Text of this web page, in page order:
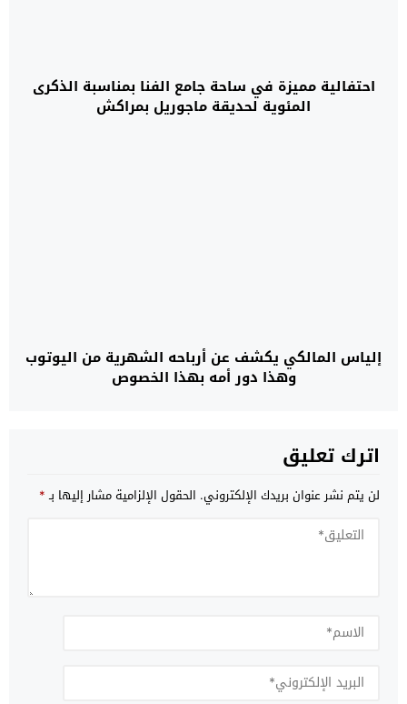
احتفالية مميزة في ساحة جامع الفنا بمناسبة الذكرى
المئوية لحديقة ماجوريل بمراكش
إلياس المالكي يكشف عن أرباحه الشهرية من اليوتوب
وهذا دور أمه بهذا الخصوص
اترك تعليق
لن يتم نشر عنوان بريدك الإلكتروني. الحقول الإلزامية مشار إليها بـ*